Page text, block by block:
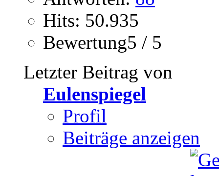
Hits: 50.935
Bewertung5 / 5
Letzter Beitrag von
Eulenspiegel
Profil
Beiträge anzeigen